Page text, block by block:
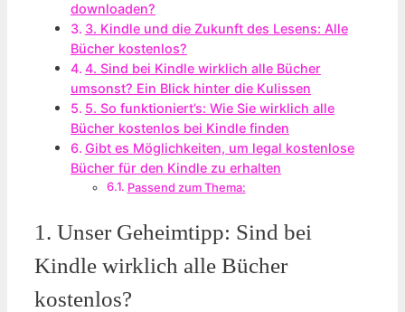
downloaden?
3. Kindle und die Zukunft des Lesens: Alle
Bücher kostenlos?
4. Sind bei Kindle wirklich alle Bücher
umsonst? Ein Blick hinter die Kulissen
5. So funktioniert’s: Wie Sie wirklich alle
Bücher kostenlos bei Kindle finden
Gibt es Möglichkeiten, um legal kostenlose
Bücher für den⁢ Kindle zu erhalten
Passend zum Thema:
1. Unser Geheimtipp: Sind bei
Kindle wirklich alle Bücher
kostenlos?